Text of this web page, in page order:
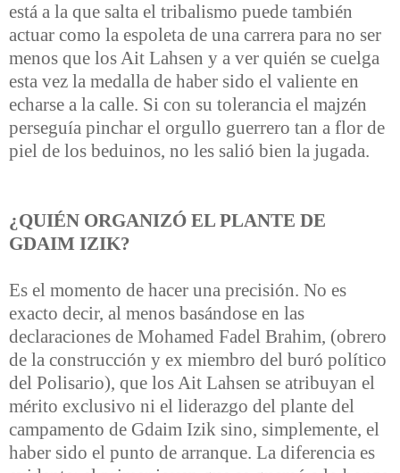
está a la que salta el tribalismo puede también
actuar como la espoleta de una carrera para no ser
menos que los Ait Lahsen y a ver quién se cuelga
esta vez la medalla de haber sido el valiente en
echarse a la calle. Si con su tolerancia el majzén
perseguía pinchar el orgullo guerrero tan a flor de
piel de los beduinos, no les salió bien la jugada.
¿QUIÉN ORGANIZÓ EL PLANTE DE
GDAIM IZIK?
Es el momento de hacer una precisión. No es
exacto decir, al menos basándose en las
declaraciones de Mohamed Fadel Brahim, (obrero
de la construcción y ex miembro del buró político
del Polisario), que los Ait Lahsen se atribuyan el
mérito exclusivo ni el liderazgo del plante del
campamento de Gdaim Izik sino, simplemente, el
haber sido el punto de arranque. La diferencia es